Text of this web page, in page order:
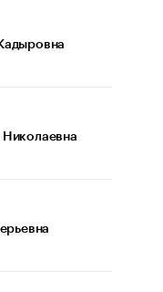
основ
нефти —
рост доходов
значат для